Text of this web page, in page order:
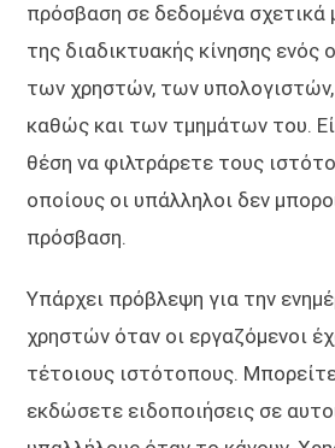
πρόσβαση σε δεδομένα σχετικά
της διαδικτυακής κίνησης ενός
των χρηστών, των
καθώς και των τμημάτων του.
θέση να φιλτράρετε τους
οποίους οι υπάλληλοι δεν
πρόσβαση.
Υπάρχει πρόβλεψη για την
χρηστών όταν οι εργαζόμενοι
τέτοιους ιστότοπους.
εκδώσετε ειδοποιήσεις σε